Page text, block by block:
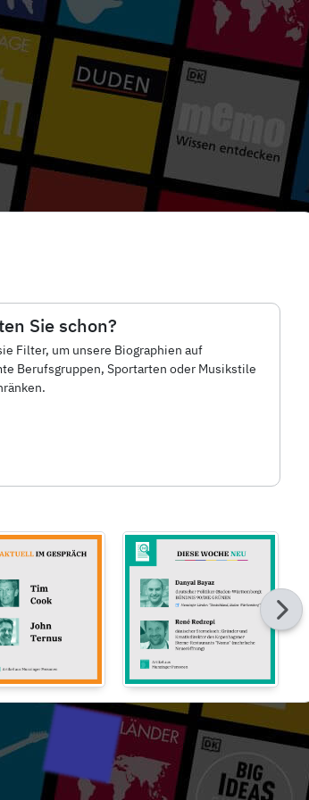
Sie schon?
Filter, um unsere Biographien auf
Berufsgruppen, Sportarten oder Musikstile